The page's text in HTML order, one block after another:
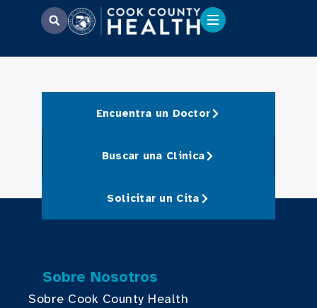
Encuentra un Doctor
Buscar una Clinica
Solicitar un Cita
Sobre Nosotros
Sobre Cook County Health